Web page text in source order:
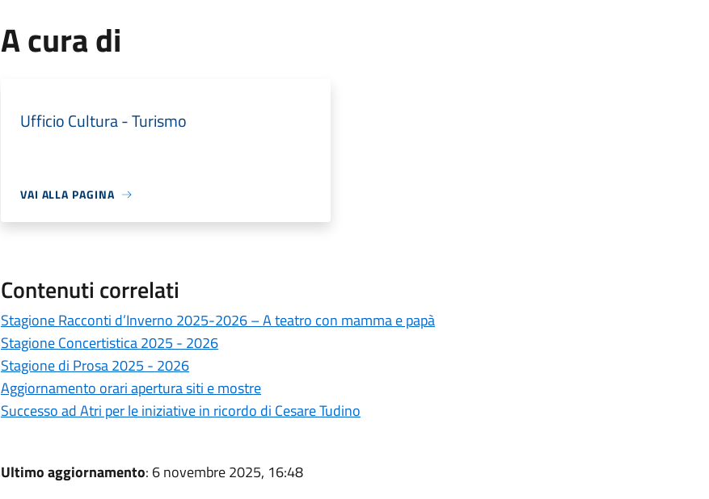
A cura di
Ufficio Cultura - Turismo
VAI ALLA PAGINA
Contenuti correlati
Stagione Racconti d’Inverno 2025-2026 – A teatro con mamma e papà
Stagione Concertistica 2025 - 2026
Stagione di Prosa 2025 - 2026
Aggiornamento orari apertura siti e mostre
Successo ad Atri per le iniziative in ricordo di Cesare Tudino
Ultimo aggiornamento: 6 novembre 2025, 16:48